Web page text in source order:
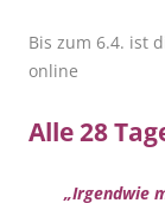
Bis zum 6.4. ist
online
Alle 28
„Irgendwie